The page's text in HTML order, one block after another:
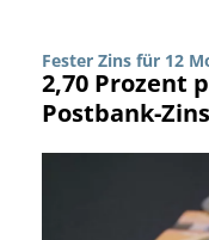
Fester Zins für 12
2,70 Prozent
Postbank-